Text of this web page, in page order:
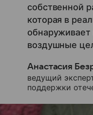
собственной
которая в
воздушные
Анастасия
ведущий
поддержки